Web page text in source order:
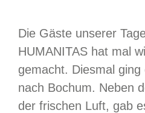
Die Gäste unserer
HUMANITAS hat mal
gemacht. Diesmal
nach Bochum. Neben
der frischen Luft, gab